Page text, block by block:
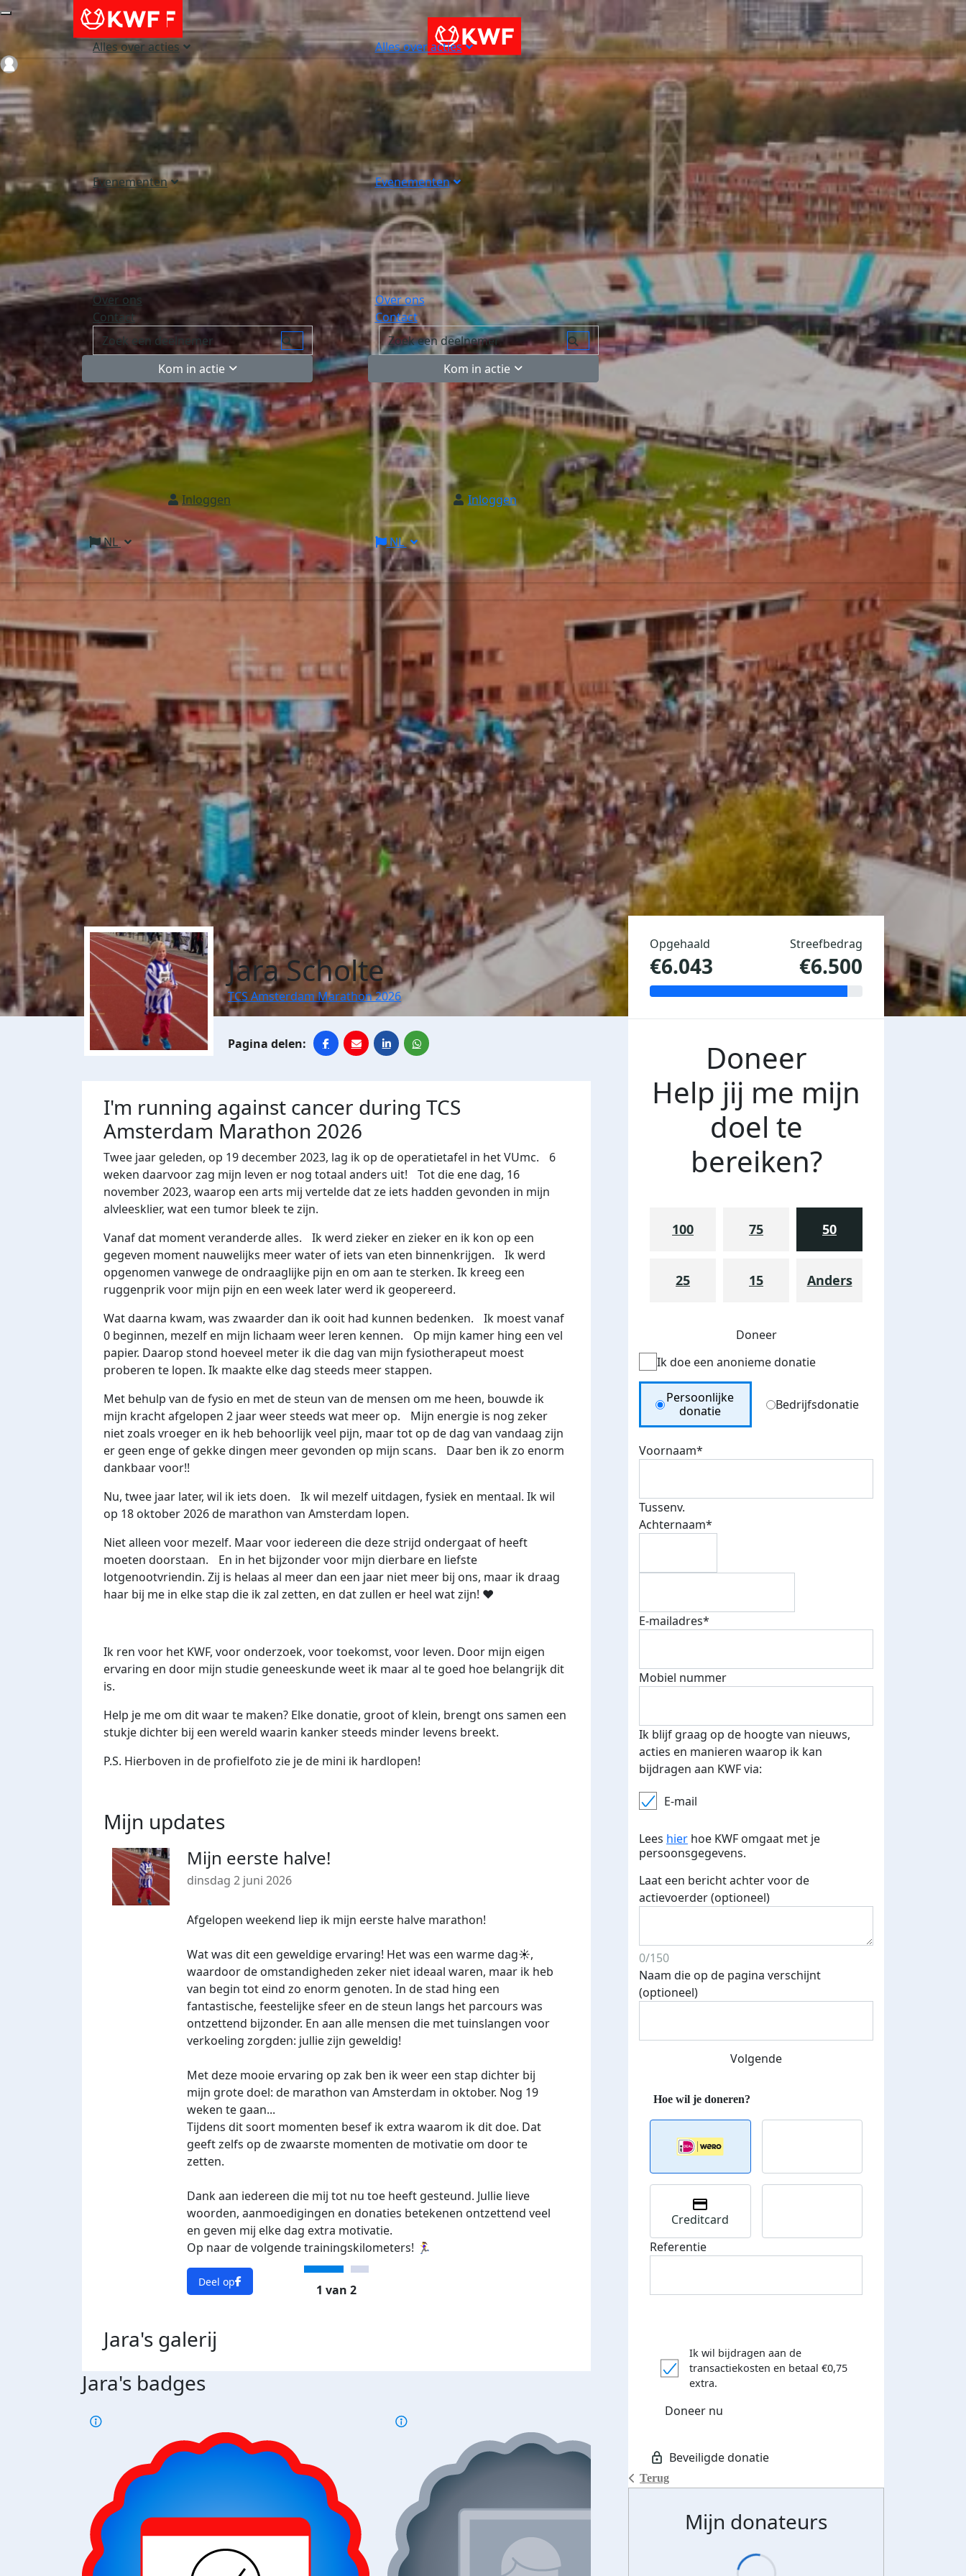
Alles over acties
Evenementen
Over ons
Contact
Kom in actie
Inloggen
NL
Alles over acties
Evenementen
Over ons
Contact
Kom in actie
Inloggen
NL
Login
Jara Scholte
TCS Amsterdam Marathon 2026
I'm running against cancer during TCS
Amsterdam Marathon 2026
Twee jaar geleden, op 19 december 2023, lag ik op de operatietafel in het VUmc. 6
weken daarvoor zag mijn leven er nog totaal anders uit! Tot die ene dag, 16
november 2023, waarop een arts mij vertelde dat ze iets hadden gevonden in mijn
alvleesklier, wat een tumor bleek te zijn.
Vanaf dat moment veranderde alles. Ik werd zieker en zieker en ik kon op een
gegeven moment nauwelijks meer water of iets van eten binnenkrijgen. Ik werd
opgenomen vanwege de ondraaglijke pijn en om aan te sterken. Ik kreeg een
ruggenprik voor mijn pijn en een week later werd ik geopereerd.
Wat daarna kwam, was zwaarder dan ik ooit had kunnen bedenken. Ik moest vanaf
0 beginnen, mezelf en mijn lichaam weer leren kennen. Op mijn kamer hing een vel
papier. Daarop stond hoeveel meter ik die dag van mijn fysiotherapeut moest
proberen te lopen. Ik maakte elke dag steeds meer stappen.
Met behulp van de fysio en met de steun van de mensen om me heen, bouwde ik
mijn kracht afgelopen 2 jaar weer steeds wat meer op. Mijn energie is nog zeker
niet zoals vroeger en ik heb behoorlijk veel pijn, maar tot op de dag van vandaag zijn
er geen enge of gekke dingen meer gevonden op mijn scans. Daar ben ik zo enorm
dankbaar voor!!
Nu, twee jaar later, wil ik iets doen. Ik wil mezelf uitdagen, fysiek en mentaal. Ik wil
op 18 oktober 2026 de marathon van Amsterdam lopen.
Niet alleen voor mezelf. Maar voor iedereen die deze strijd ondergaat of heeft
moeten doorstaan. En in het bijzonder voor mijn dierbare en liefste
lotgenootvriendin. Zij is helaas al meer dan een jaar niet meer bij ons, maar ik draag
haar bij me in elke stap die ik zal zetten, en dat zullen er heel wat zijn! ❤️
Ik ren voor het KWF, voor onderzoek, voor toekomst, voor leven. Door mijn eigen
ervaring en door mijn studie geneeskunde weet ik maar al te goed hoe belangrijk dit
is.
Help je me om dit waar te maken? Elke donatie, groot of klein, brengt ons samen een
stukje dichter bij een wereld waarin kanker steeds minder levens breekt.
P.S. Hierboven in de profielfoto zie je de mini ik hardlopen!
Mijn updates
Mijn eerste halve!
dinsdag 2 juni 2026
Afgelopen weekend liep ik mijn eerste halve marathon!
Wat was dit een geweldige ervaring! Het was een warme dag☀️,
waardoor de omstandigheden zeker niet ideaal waren, maar ik heb
van begin tot eind zo enorm genoten. In de stad hing een
fantastische, feestelijke sfeer en de steun langs het parcours was
ontzettend bijzonder. En aan alle mensen die met tuinslangen voor
verkoeling zorgden: jullie zijn geweldig!
Met deze mooie ervaring op zak ben ik weer een stap dichter bij
mijn grote doel: de marathon van Amsterdam in oktober. Nog 19
weken te gaan...
Tijdens dit soort momenten besef ik extra waarom ik dit doe. Dat
geeft zelfs op de zwaarste momenten de motivatie om door te
zetten.
Dank aan iedereen die mij tot nu toe heeft gesteund. Jullie lieve
woorden, aanmoedigingen en donaties betekenen ontzettend veel
en geven mij elke dag extra motivatie.
Op naar de volgende trainingskilometers! 🏃‍♀️
Deel op
Wow!
zondag 21 december 2025
Ik ben onwijs trots op dit bedrag. De steun, alle lieve
donaties, het betekent echt heel veel voor mij.
Uit het diepste van mijn hart: dankjulliewel!!
Deel op
1 van 2
Jara's galerij
Jara's badges
Opgehaald
€6.043
Streefbedrag
€6.500
Doneer
Help jij me mijn
doel te
bereiken?
100 75 50
25 15 Anders
Doneer
Ik doe een anonieme donatie
Donation Type
Persoonlijke
donatie
Bedrijfsdonatie
Voornaam*
Tussenv.
Achternaam*
E-mailadres*
Mobiel nummer
Ik blijf graag op de hoogte van nieuws,
acties en manieren waarop ik kan
bijdragen aan KWF via:
E-mail
Lees hier hoe KWF omgaat met je
persoonsgegevens.
Laat een bericht achter voor de
actievoerder (optioneel)
0/150
Naam die op de pagina verschijnt
(optioneel)
Volgende
Terug
Creditcard
Referentie
Ik wil bijdragen aan de
transactiekosten en betaal €0,75
extra.
Doneer nu
Mijn donateurs